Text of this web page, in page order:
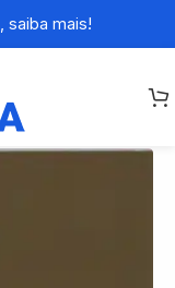
saiba mais!